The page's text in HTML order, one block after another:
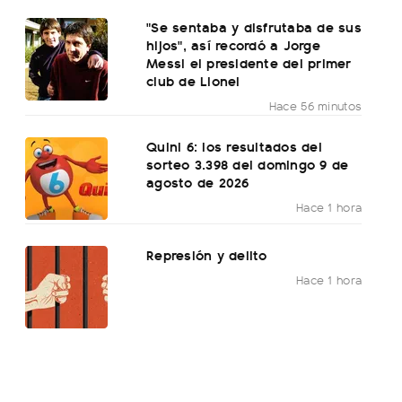
"Se sentaba y disfrutaba de sus
hijos", así recordó a Jorge
Messi el presidente del primer
club de Lionel
Hace 56 minutos
Quini 6: los resultados del
sorteo 3.398 del domingo 9 de
agosto de 2026
Hace 1 hora
Represión y delito
Hace 1 hora